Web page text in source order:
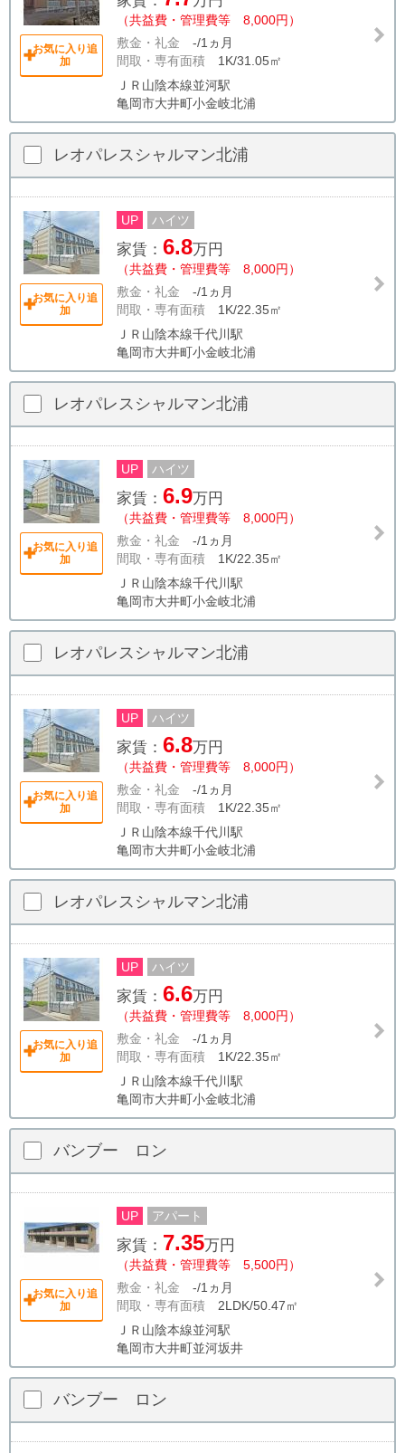
お気に入り追
加
（共益費・管理費等 8,000円）
敷金・礼金 -/1ヵ月
間取・専有面積 1K/31.05㎡
ＪＲ山陰本線並河駅
亀岡市大井町小金岐北浦
レオパレスシャルマン北浦
お気に入り追
加
UP ハイツ
家賃： 6.8万円
（共益費・管理費等 8,000円）
敷金・礼金 -/1ヵ月
間取・専有面積 1K/22.35㎡
ＪＲ山陰本線千代川駅
亀岡市大井町小金岐北浦
レオパレスシャルマン北浦
お気に入り追
加
UP ハイツ
家賃： 6.9万円
（共益費・管理費等 8,000円）
敷金・礼金 -/1ヵ月
間取・専有面積 1K/22.35㎡
ＪＲ山陰本線千代川駅
亀岡市大井町小金岐北浦
レオパレスシャルマン北浦
お気に入り追
加
UP ハイツ
家賃： 6.8万円
（共益費・管理費等 8,000円）
敷金・礼金 -/1ヵ月
間取・専有面積 1K/22.35㎡
ＪＲ山陰本線千代川駅
亀岡市大井町小金岐北浦
レオパレスシャルマン北浦
お気に入り追
加
UP ハイツ
家賃： 6.6万円
（共益費・管理費等 8,000円）
敷金・礼金 -/1ヵ月
間取・専有面積 1K/22.35㎡
ＪＲ山陰本線千代川駅
亀岡市大井町小金岐北浦
バンブー ロン
お気に入り追
加
UP アパート
家賃： 7.35万円
（共益費・管理費等 5,500円）
敷金・礼金 -/1ヵ月
間取・専有面積 2LDK/50.47㎡
ＪＲ山陰本線並河駅
亀岡市大井町並河坂井
バンブー ロン